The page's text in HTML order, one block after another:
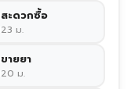
ม่ได้ยืนยันพิกัด)
สะดวกซื้อ
ม.
ายยา
ม.